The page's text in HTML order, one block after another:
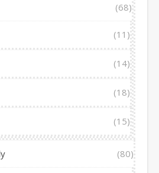
(68)
(11)
(14)
(18)
(15)
(80)